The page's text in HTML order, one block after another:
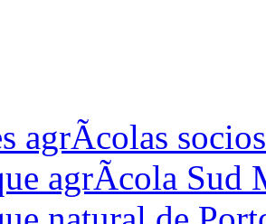
agrÃ­colas
agrÃ­cola Sud